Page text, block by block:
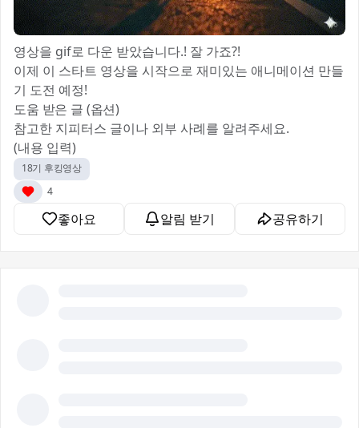
영상을 gif로 다운 받았습니다.! 잘 가죠?!
이제 이 스타트 영상을 시작으로 재미있는 애니메이션 만들
기 도전 예정!
도움 받은 글 (옵션)
참고한 지피터스 글이나 외부 사례를 알려주세요.
(내용 입력)
18기 후킹영상
4
좋아요 알림 받기 공유하기